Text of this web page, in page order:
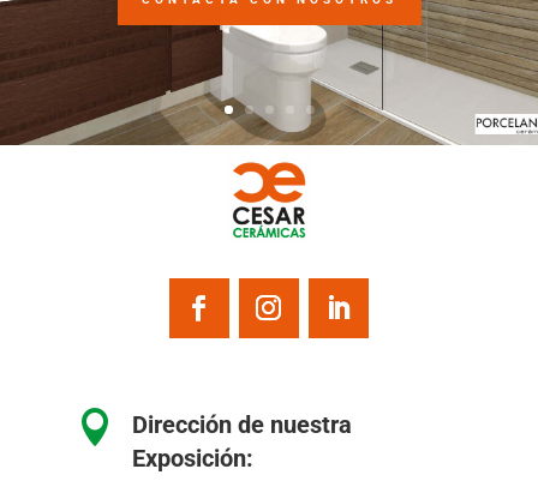

Dirección de nuestra
Exposición: